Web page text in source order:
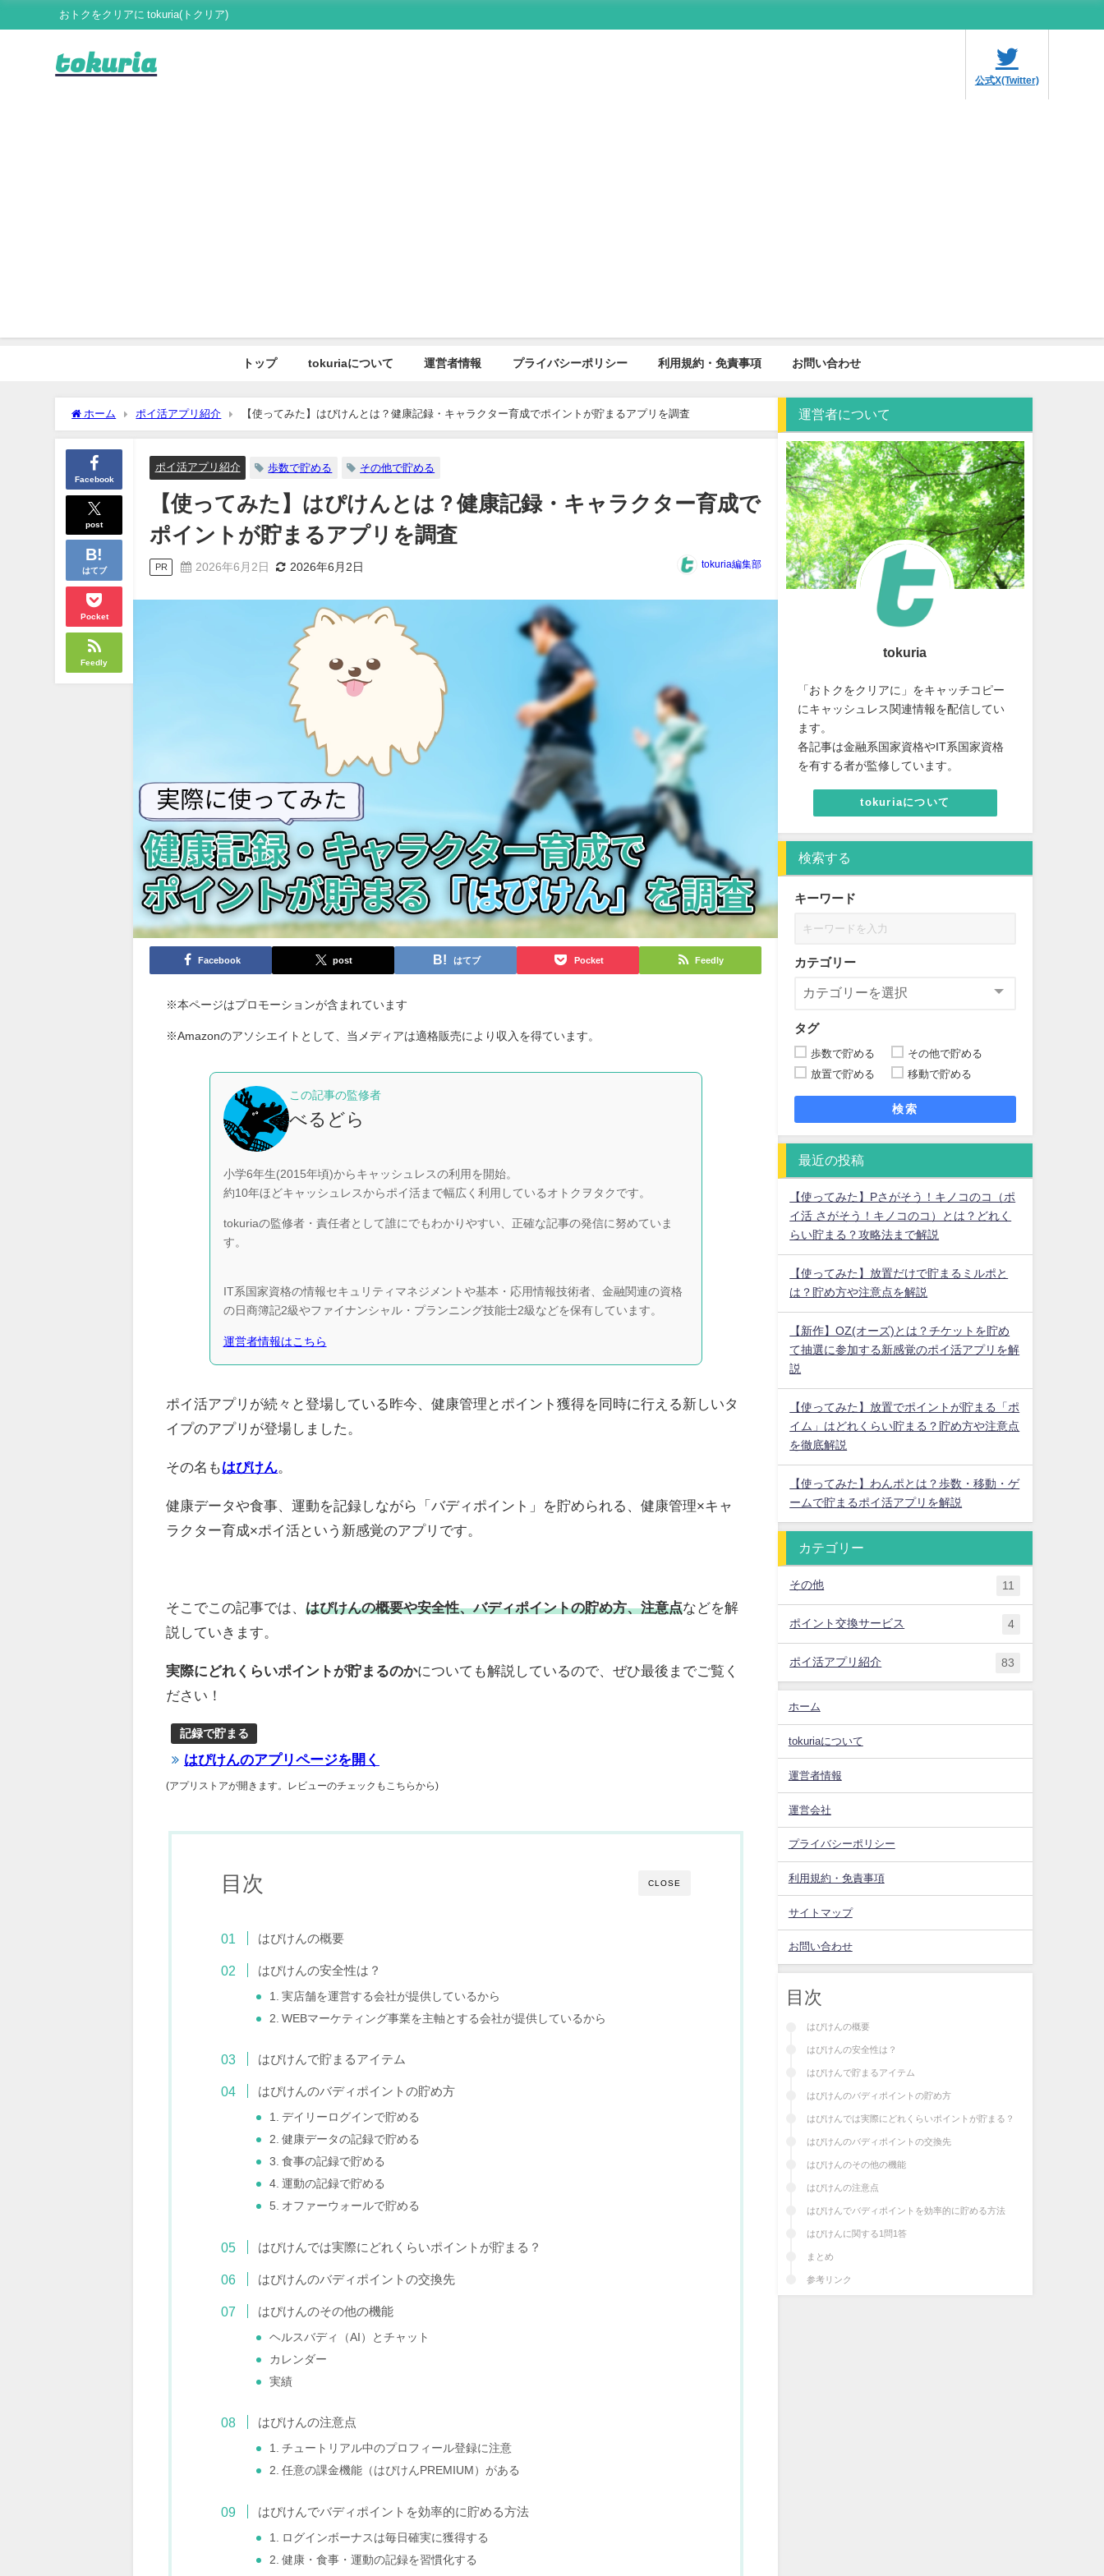
おトクをクリアに tokuria(トクリア)
tokuria 公式X(Twitter)
トップ tokuriaについて 運営者情報 プライバシーポリシー 利用規約・免責事項 お問い合わせ
ホーム ポイ活アプリ紹介 【使ってみた】はぴけんとは？健康記録・キャラクター育成でポイントが貯まるアプリを調査
Facebook
post
はてブ
Pocket
Feedly
ポイ活アプリ紹介 歩数で貯める その他で貯める
【使ってみた】はぴけんとは？健康記録・キャラクター育成で
ポイントが貯まるアプリを調査
PR 2026年6月2日 2026年6月2日 tokuria編集部
Facebook post はてブ Pocket Feedly
※本ページはプロモーションが含まれています
※Amazonのアソシエイトとして、当メディアは適格販売により収入を得ています。
この記事の監修者
べるどら
小学6年生(2015年頃)からキャッシュレスの利用を開始。
約10年ほどキャッシュレスからポイ活まで幅広く利用しているオトクヲタクです。
tokuriaの監修者・責任者として誰にでもわかりやすい、正確な記事の発信に努めていま
す。
IT系国家資格の情報セキュリティマネジメントや基本・応用情報技術者、金融関連の資格
の日商簿記2級やファイナンシャル・プランニング技能士2級などを保有しています。
運営者情報はこちら
ポイ活アプリが続々と登場している昨今、健康管理とポイント獲得を同時に行える新しいタ
イプのアプリが登場しました。
その名もはぴけん
健康データや食事、運動を記録しながら「バディポイント」を貯められる、健康管理×キャ
ラクター育成×ポイ活という新感覚のアプリです。
そこでこの記事では、はぴけんの概要や安全性、バディポイントの貯め方、注意点などを解
説していきます。
実際にどれくらいポイントが貯まるのかについても解説しているので、ぜひ最後までご覧く
ださい！
記録で貯まる
はぴけんのアプリページを開く
(アプリストアが開きます。レビューのチェックもこちらから)
CLOSE
目次
はぴけんの概要
はぴけんの安全性は？
1. 実店舗を運営する会社が提供しているから
2. WEBマーケティング事業を主軸とする会社が提供しているから
はぴけんで貯まるアイテム
はぴけんのバディポイントの貯め方
1. デイリーログインで貯める
2. 健康データの記録で貯める
3. 食事の記録で貯める
4. 運動の記録で貯める
5. オファーウォールで貯める
はぴけんでは実際にどれくらいポイントが貯まる？
はぴけんのバディポイントの交換先
はぴけんのその他の機能
ヘルスバディ（AI）とチャット
カレンダー
実績
はぴけんの注意点
1. チュートリアル中のプロフィール登録に注意
2. 任意の課金機能（はぴけんPREMIUM）がある
はぴけんでバディポイントを効率的に貯める方法
1. ログインボーナスは毎日確実に獲得する
2. 健康・食事・運動の記録を習慣化する
運営者について
tokuria
「おトクをクリアに」をキャッチコピー
にキャッシュレス関連情報を配信してい
ます。
各記事は金融系国家資格やIT系国家資格
を有する者が監修しています。
tokuriaについて
検索する
キーワード
カテゴリー
タグ
歩数で貯める
その他で貯める
放置で貯める
移動で貯める
検索
最近の投稿
【使ってみた】Pさがそう！キノコのコ（ポ
イ活 さがそう！キノコのコ）とは？どれく
らい貯まる？攻略法まで解説
【使ってみた】放置だけで貯まるミルポと
は？貯め方や注意点を解説
【新作】OZ(オーズ)とは？チケットを貯め
て抽選に参加する新感覚のポイ活アプリを解
説
【使ってみた】放置でポイントが貯まる「ポ
イム」はどれくらい貯まる？貯め方や注意点
を徹底解説
【使ってみた】わんポとは？歩数・移動・ゲ
ームで貯まるポイ活アプリを解説
カテゴリー
その他 11
ポイント交換サービス 4
ポイ活アプリ紹介 83
ホーム
tokuriaについて
運営者情報
運営会社
プライバシーポリシー
利用規約・免責事項
サイトマップ
お問い合わせ
目次
はぴけんの概要
はぴけんの安全性は？
はぴけんで貯まるアイテム
はぴけんのバディポイントの貯め方
はぴけんでは実際にどれくらいポイントが貯まる？
はぴけんのバディポイントの交換先
はぴけんのその他の機能
はぴけんの注意点
はぴけんでバディポイントを効率的に貯める方法
はぴけんに関する1問1答
まとめ
参考リンク